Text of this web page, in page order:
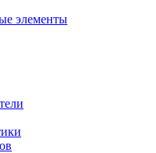
элементы